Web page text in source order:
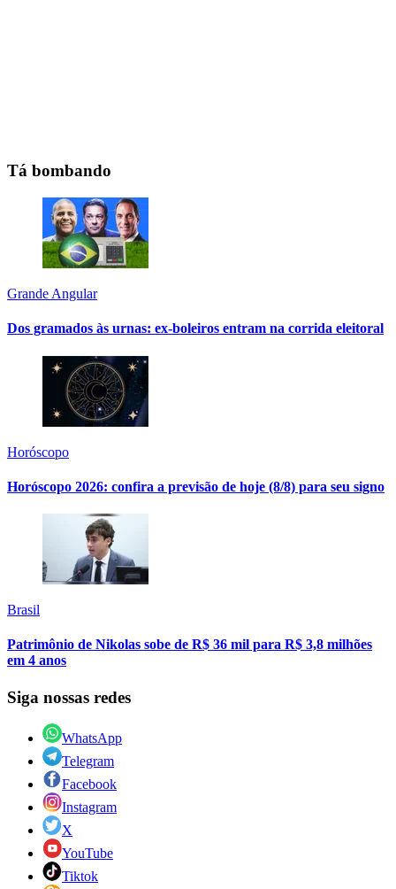
Tá bombando
Grande Angular
Dos gramados às urnas: ex-boleiros entram na corrida eleitoral
Horóscopo
Horóscopo 2026: confira a previsão de hoje (8/8) para seu signo
Brasil
Patrimônio de Nikolas sobe de R$ 36 mil para R$ 3,8 milhões
em 4 anos
Siga nossas redes
WhatsApp
Telegram
Facebook
Instagram
X
YouTube
Tiktok